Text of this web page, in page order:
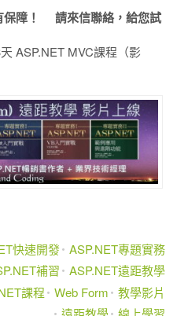
保障！ 請來信聯絡，給您試
ASP.NET MVC課程（影
快速開發 ASP.NET專題實務
補習
ASP.NET遠距教學
課程 Web Form
教學影片